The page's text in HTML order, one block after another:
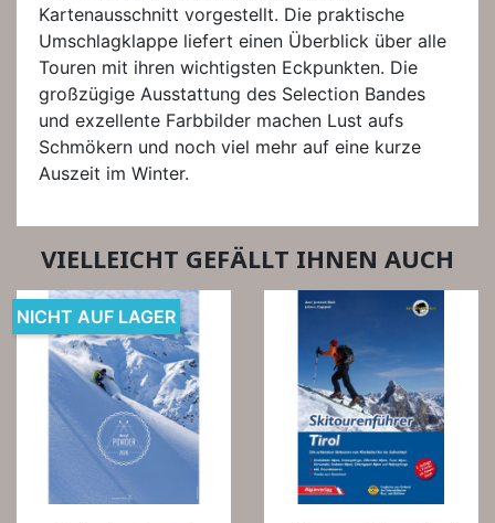
Kartenausschnitt vorgestellt. Die praktische
Umschlagklappe liefert einen Überblick über alle
Touren mit ihren wichtigsten Eckpunkten. Die
großzügige Ausstattung des Selection Bandes
und exzellente Farbbilder machen Lust aufs
Schmökern und noch viel mehr auf eine kurze
Auszeit im Winter.
VIELLEICHT GEFÄLLT IHNEN AUCH
NICHT AUF LAGER